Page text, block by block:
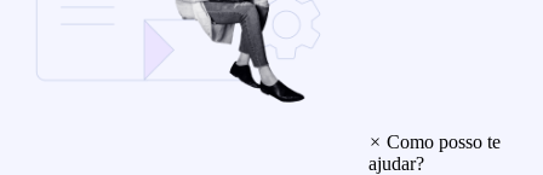
× Como posso te
ajudar?